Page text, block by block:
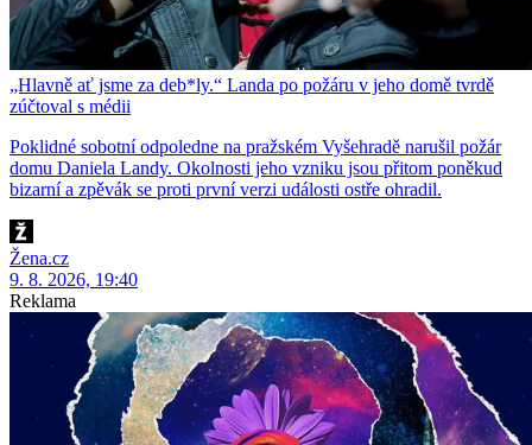
„Hlavně ať jsme za deb*ly.“ Landa po požáru v jeho domě tvrdě
zúčtoval s médii
Poklidné sobotní odpoledne na pražském Vyšehradě narušil požár
domu Daniela Landy. Okolnosti jeho vzniku jsou přitom poněkud
bizarní a zpěvák se proti první verzi události ostře ohradil.
Žena.cz
9. 8. 2026, 19:40
Reklama